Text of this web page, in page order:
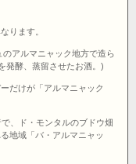
ります。
アルマニャック地方で造ら
発酵、蒸留させたお酒。)
だけが「アルマニャック
、ド・モンタルのブドウ畑
地域「バ・アルマニャッ